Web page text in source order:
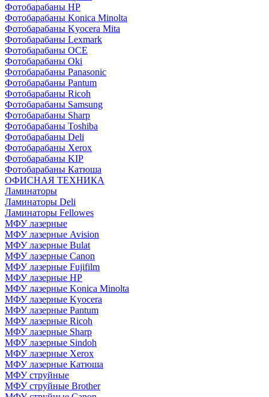
Фотобарабаны HP
Фотобарабаны Konica Minolta
Фотобарабаны Kyocera Mita
Фотобарабаны Lexmark
Фотобарабаны OCE
Фотобарабаны Oki
Фотобарабаны Panasonic
Фотобарабаны Pantum
Фотобарабаны Ricoh
Фотобарабаны Samsung
Фотобарабаны Sharp
Фотобарабаны Toshiba
Фотобарабаны Deli
Фотобарабаны Xerox
Фотобарабаны KIP
Фотобарабаны Катюша
ОФИСНАЯ ТЕХНИКА
Ламинаторы
Ламинаторы Deli
Ламинаторы Fellowes
МФУ лазерные
МФУ лазерные Avision
МФУ лазерные Bulat
МФУ лазерные Canon
МФУ лазерные Fujifilm
МФУ лазерные HP
МФУ лазерные Konica Minolta
МФУ лазерные Kyocera
МФУ лазерные Pantum
МФУ лазерные Ricoh
МФУ лазерные Sharp
МФУ лазерные Sindoh
МФУ лазерные Xerox
МФУ лазерные Катюша
МФУ струйные
МФУ струйные Brother